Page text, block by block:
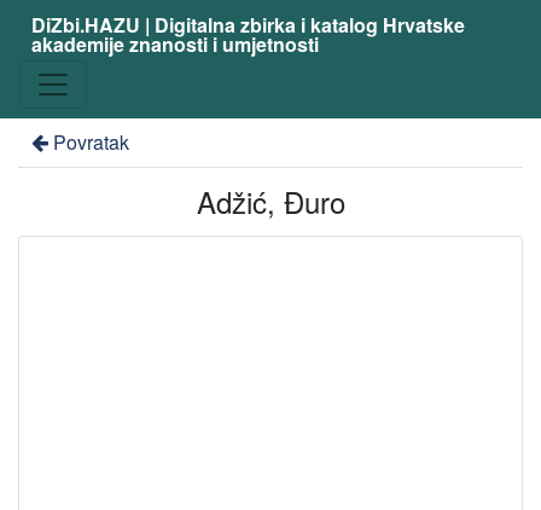
DiZbi.HAZU | Digitalna zbirka i katalog Hrvatske
akademije znanosti i umjetnosti
Povratak
Adžić, Đuro